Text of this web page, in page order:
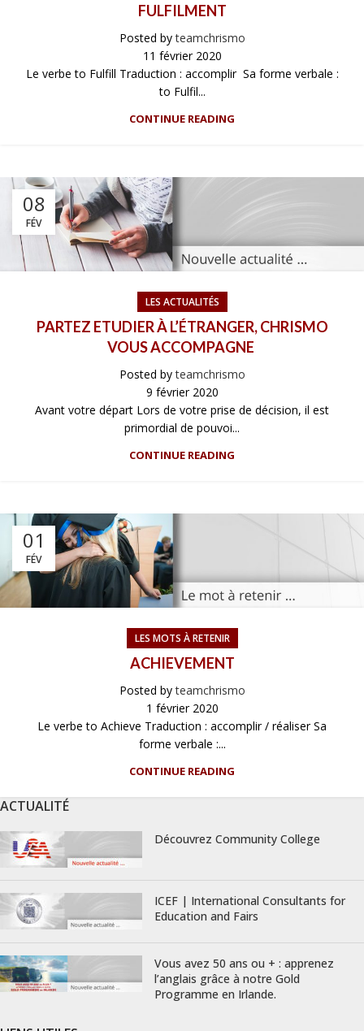
FULFILMENT
Posted by teamchrismo
11 février 2020
Le verbe to Fulfill Traduction : accomplir Sa forme verbale :
to Fulfil...
CONTINUE READING
08
FÉV
LES ACTUALITÉS
PARTEZ ETUDIER À L’ÉTRANGER, CHRISMO
VOUS ACCOMPAGNE
Posted by teamchrismo
9 février 2020
Avant votre départ Lors de votre prise de décision, il est
primordial de pouvoi...
CONTINUE READING
01
FÉV
LES MOTS À RETENIR
ACHIEVEMENT
Posted by teamchrismo
1 février 2020
Le verbe to Achieve Traduction : accomplir / réaliser Sa
forme verbale :...
CONTINUE READING
ACTUALITÉ
Découvrez Community College
ICEF | International Consultants for
Education and Fairs
Vous avez 50 ans ou + : apprenez
l’anglais grâce à notre Gold
Programme en Irlande.